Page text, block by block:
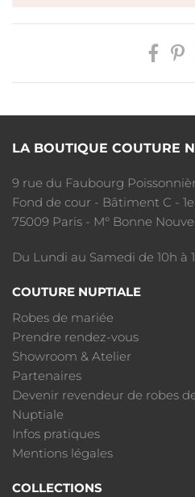
LA BOUTIQUE COUTURE
9 rue du Faubourg
Fond de cour - Bâtiment C -
75009 Paris - M° Bonne
Du Lundi au Samedi de 10h à
COUTURE NUPTIALE
Robes de mariée
Prendre rendez-vous
Showroom & Atelier
Partenaires
Devenir revendeur de robes
Nuptiale
Infos pratiques
Mentions légales
COLLECTIONS